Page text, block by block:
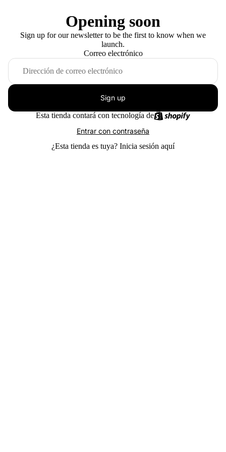
Opening soon
Sign up for our newsletter to be the first to know when we
launch.
Correo electrónico
Sign up
Esta tienda contará con tecnología de
Entrar con contraseña
¿Esta tienda es tuya? Inicia sesión aquí